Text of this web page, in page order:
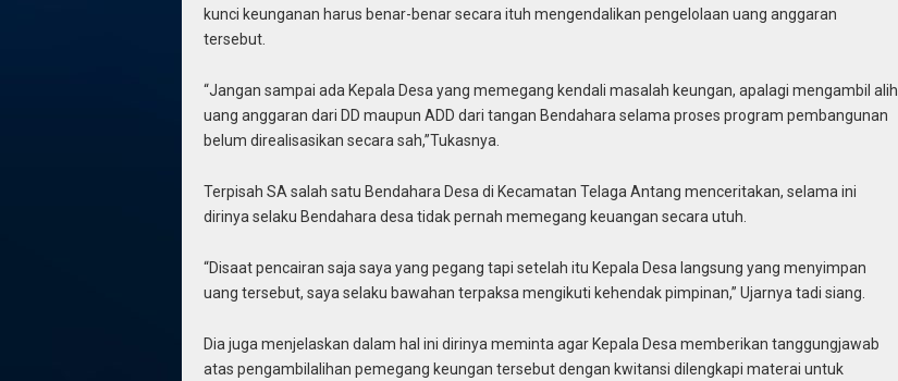
kunci keunganan harus benar-benar secara ituh mengendalikan pengelolaan uang anggaran
tersebut.
“Jangan sampai ada Kepala Desa yang memegang kendali masalah keungan, apalagi mengambil alih
uang anggaran dari DD maupun ADD dari tangan Bendahara selama proses program pembangunan
belum direalisasikan secara sah,”Tukasnya.
Terpisah SA salah satu Bendahara Desa di Kecamatan Telaga Antang menceritakan, selama ini
dirinya selaku Bendahara desa tidak pernah memegang keuangan secara utuh.
“Disaat pencairan saja saya yang pegang tapi setelah itu Kepala Desa langsung yang menyimpan
uang tersebut, saya selaku bawahan terpaksa mengikuti kehendak pimpinan,” Ujarnya tadi siang.
Dia juga menjelaskan dalam hal ini dirinya meminta agar Kepala Desa memberikan tanggungjawab
atas pengambilalihan pemegang keungan tersebut dengan kwitansi dilengkapi materai untuk